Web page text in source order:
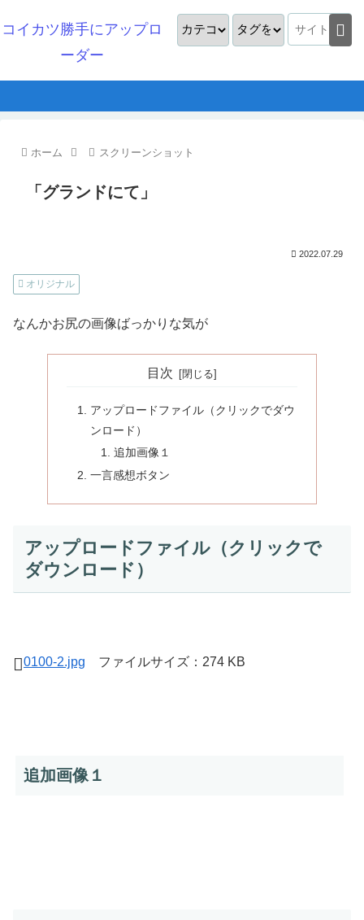
コイカツ勝手にアップロ
ーダー
ホーム スクリーンショット
「グランドにて」
2022.07.29
オリジナル
なんかお尻の画像ばっかりな気が
目次
アップロードファイル（クリックでダウ
ンロード）
追加画像１
一言感想ボタン
アップロードファイル（クリックで
ダウンロード）
0100-2.jpg ファイルサイズ：274 KB
追加画像１